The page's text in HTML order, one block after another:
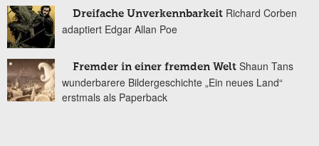
Dreifache Unverkennbarkeit Richard Corben
adaptiert Edgar Allan Poe
Fremder in einer fremden Welt Shaun Tans
wunderbarere Bildergeschichte „Ein neues Land“
erstmals als Paperback